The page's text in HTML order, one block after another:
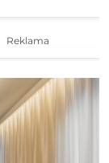
Reklama